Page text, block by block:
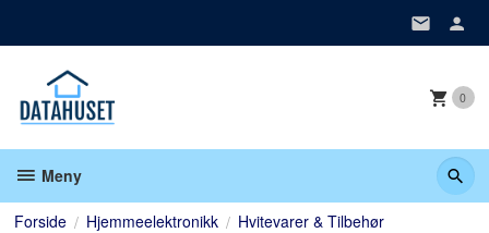
0
Meny
Forside Hjemmeelektronikk Hvitevarer & Tilbehør